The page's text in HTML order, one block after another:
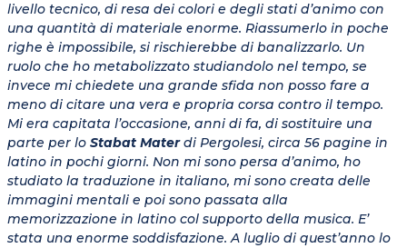
livello tecnico, di resa dei colori e degli stati d’animo con
una quantità di materiale enorme. Riassumerlo in poche
righe è impossibile, si rischierebbe di banalizzarlo. Un
ruolo che ho metabolizzato studiandolo nel tempo, se
invece mi chiedete una grande sfida non posso fare a
meno di citare una vera e propria corsa contro il tempo.
Mi era capitata l’occasione, anni di fa, di sostituire una
parte per lo Stabat Materdi Pergolesi, circa 56 pagine in
latino in pochi giorni. Non mi sono persa d’animo, ho
studiato la traduzione in italiano, mi sono creata delle
immagini mentali e poi sono passata alla
memorizzazione in latino col supporto della musica. E’
stata una enorme soddisfazione. A luglio di quest’anno lo